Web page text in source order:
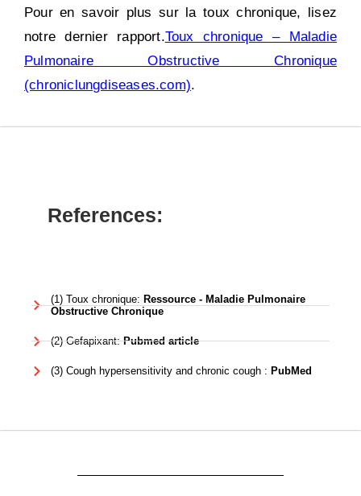
Pour en savoir plus sur la toux chronique, lisez
notre dernier rapport.Toux chronique – Maladie
Pulmonaire Obstructive Chronique
(chroniclungdiseases.com).
References:
(1) Toux chronique: Ressource - Maladie Pulmonaire
Obstructive Chronique
(2) Gefapixant:Pubmed article
(3) Cough hypersensitivity and chronic cough : PubMed